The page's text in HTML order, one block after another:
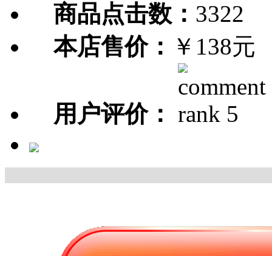
商品点击数： 3322
本店售价： ￥138元
用户评价：